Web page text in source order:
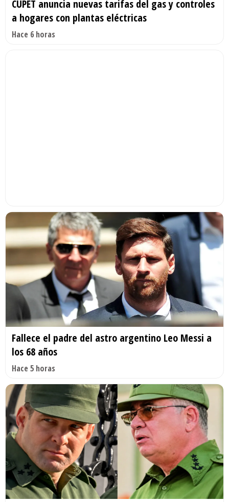
CUPET anuncia nuevas tarifas del gas y controles
a hogares con plantas eléctricas
Hace 6 horas
Fallece el padre del astro argentino Leo Messi a
los 68 años
Hace 5 horas